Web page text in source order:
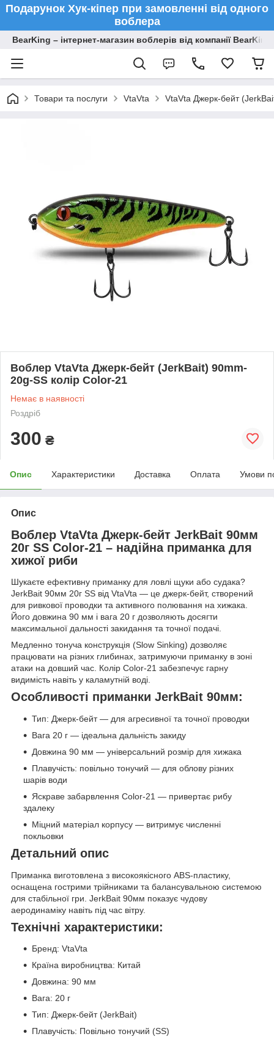
Подарунок Хук-кіпер при замовленні від одного
воблера
BearKing – інтернет-магазин воблерів від компанії BearKing
Товари та послуги VtaVta VtaVta Джерк-бейт
Воблер VtaVta Джерк-бейт (JerkBait) 90mm-
20g-SS колір Color-21
Немає в наявності
Роздріб
300 ₴
Опис Характеристики Доставка Оплата Умови
Опис
Воблер VtaVta Джерк-бейт JerkBait 90мм
20г SS Color-21 – надійна приманка для
хижої риби
Шукаєте ефективну приманку для ловлі щуки або судака?
JerkBait 90мм 20г SS від VtaVta — це джерк-бейт, створений
для ривкової проводки та активного полювання на хижака.
Його довжина 90 мм і вага 20 г дозволяють досягти
максимальної дальності закидання та точної подачі.
Медленно тонуча конструкція (Slow Sinking) дозволяє
працювати на різних глибинах, затримуючи приманку в зоні
атаки на довший час. Колір Color-21 забезпечує гарну
видимість навіть у каламутній воді.
Особливості приманки JerkBait 90мм:
Тип: Джерк-бейт — для агресивної та точної проводки
Вага 20 г — ідеальна дальність закиду
Довжина 90 мм — універсальний розмір для хижака
Плавучість: повільно тонучий — для облову різних
шарів води
Яскраве забарвлення Color-21 — привертає рибу
здалеку
Міцний матеріал корпусу — витримує численні
покльовки
Детальний опис
Приманка виготовлена з високоякісного ABS-пластику,
оснащена гострими трійниками та балансувальною системою
для стабільної гри. JerkBait 90мм показує чудову
аеродинаміку навіть під час вітру.
Технічні характеристики:
Бренд: VtaVta
Країна виробництва: Китай
Довжина: 90 мм
Вага: 20 г
Тип: Джерк-бейт (JerkBait)
Плавучість: Повільно тонучий (SS)